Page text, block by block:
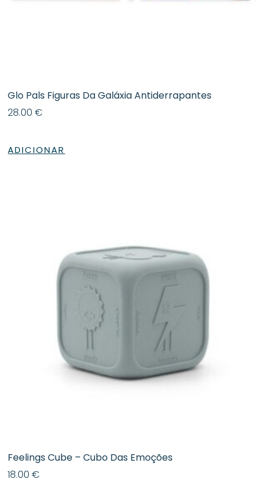
Glo Pals Figuras Da Galáxia Antiderrapantes
28.00€
ADICIONAR
Feelings Cube – Cubo Das Emoções
18.00€